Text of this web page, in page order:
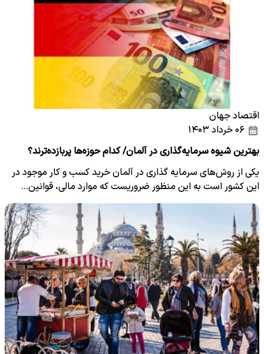
اقتصاد جهان
بهترین شیوه سرمایه‌گذاری در آلمان/ کدام حوزه‌ها پربازده‌ترند؟
یکی از روش‌های سرمایه گذاری در آلمان خرید کسب و کار موجود در
این کشور است به این منظور ضروریست که موارد مالی، قوانین…